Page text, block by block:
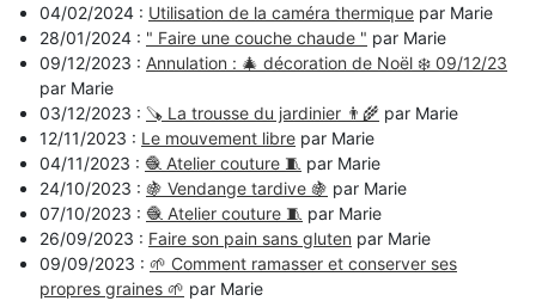
04/02/2024 : Utilisation de la caméra thermique par Marie
28/01/2024 : " Faire une couche chaude " par Marie
09/12/2023 : Annulation : 🎄 décoration de Noël ❄️ 09/12/23
par Marie
03/12/2023 : 🪚 La trousse du jardinier 👨‍🌾 par Marie
12/11/2023 : Le mouvement libre par Marie
04/11/2023 : 🧶 Atelier couture 🧵 par Marie
24/10/2023 : 🍇 Vendange tardive 🍇 par Marie
07/10/2023 : 🧶 Atelier couture 🧵 par Marie
26/09/2023 : Faire son pain sans gluten par Marie
09/09/2023 : 🌱 Comment ramasser et conserver ses
propres graines 🌱 par Marie